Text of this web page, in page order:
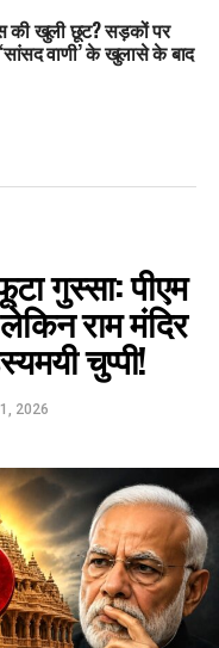
की खुली छूट? सड़कों पर
वाणी’ के खुलासे के बाद
गुस्सा: पीएम
राम मंदिर
चुप्पी!
2026